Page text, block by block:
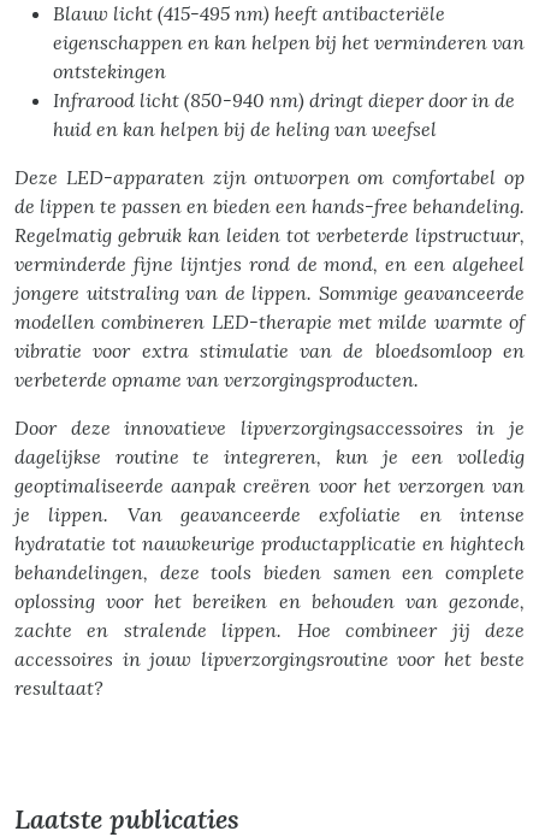
Blauw licht (415-495 nm) heeft antibacteriële
eigenschappen en kan helpen bij het verminderen van
ontstekingen
Infrarood licht (850-940 nm) dringt dieper door in de
huid en kan helpen bij de heling van weefsel
Deze LED-apparaten zijn ontworpen om comfortabel op
de lippen te passen en bieden een hands-free behandeling.
Regelmatig gebruik kan leiden tot verbeterde lipstructuur,
verminderde fijne lijntjes rond de mond, en een algeheel
jongere uitstraling van de lippen. Sommige geavanceerde
modellen combineren LED-therapie met milde warmte of
vibratie voor extra stimulatie van de bloedsomloop en
verbeterde opname van verzorgingsproducten.
Door deze innovatieve lipverzorgingsaccessoires in je
dagelijkse routine te integreren, kun je een volledig
geoptimaliseerde aanpak creëren voor het verzorgen van
je lippen. Van geavanceerde exfoliatie en intense
hydratatie tot nauwkeurige productapplicatie en hightech
behandelingen, deze tools bieden samen een complete
oplossing voor het bereiken en behouden van gezonde,
zachte en stralende lippen. Hoe combineer jij deze
accessoires in jouw lipverzorgingsroutine voor het beste
resultaat?
Laatste publicaties